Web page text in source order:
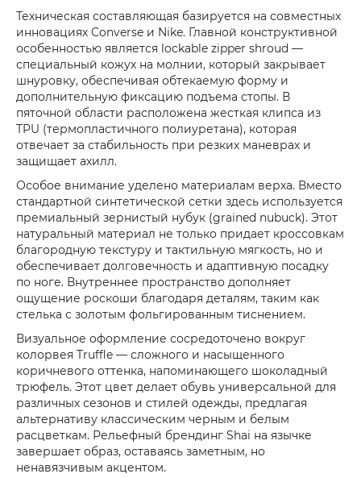
Техническая составляющая базируется на совместных
инновациях Converse и Nike. Главной конструктивной
особенностью является lockable zipper shroud —
специальный кожух на молнии, который закрывает
шнуровку, обеспечивая обтекаемую форму и
дополнительную фиксацию подъема стопы. В
пяточной области расположена жесткая клипса из
TPU (термопластичного полиуретана), которая
отвечает за стабильность при резких маневрах и
защищает ахилл.
Особое внимание уделено материалам верха. Вместо
стандартной синтетической сетки здесь используется
премиальный зернистый нубук (grained nubuck). Этот
натуральный материал не только придает кроссовкам
благородную текстуру и тактильную мягкость, но и
обеспечивает долговечность и адаптивную посадку
по ноге. Внутреннее пространство дополняет
ощущение роскоши благодаря деталям, таким как
стелька с золотым фольгированным тиснением.
Визуальное оформление сосредоточено вокруг
колорвея Truffle — сложного и насыщенного
коричневого оттенка, напоминающего шоколадный
трюфель. Этот цвет делает обувь универсальной для
различных сезонов и стилей одежды, предлагая
альтернативу классическим черным и белым
расцветкам. Рельефный брендинг Shai на язычке
завершает образ, оставаясь заметным, но
ненавязчивым акцентом.